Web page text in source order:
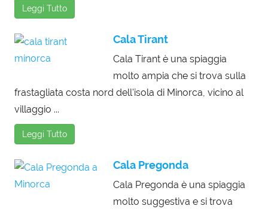
Leggi Tutto
Cala Tirant
Cala Tirant è una spiaggia
molto ampia che si trova sulla
frastagliata costa nord dell'isola di Minorca, vicino al
villaggio ...
Leggi Tutto
Cala Pregonda
Cala Pregonda è una spiaggia
molto suggestiva e si trova